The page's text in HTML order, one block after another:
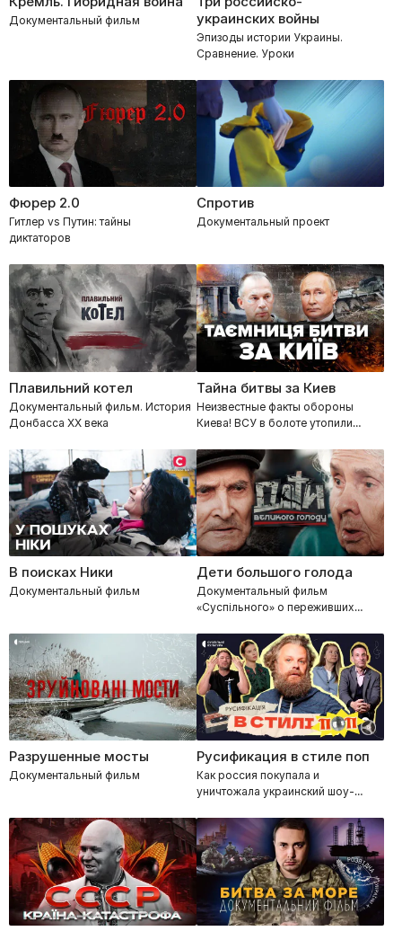
Документальный фильм
украинских войны
Эпизоды истории Украины.
Сравнение. Уроки
Фюрер 2.0
Гитлер vs Путин: тайны
диктаторов
Спротив
Документальный проект
Плавильний котел
Документальный фильм. История
Донбасса ХХ века
Тайна битвы за Киев
Неизвестные факты обороны
Киева! ВСУ в болоте утопили
Киев
В поисках Ники
Документальный фильм
Дети большого голода
Документальный фильм
«Суспільного» о переживших
Разрушенные мосты
Документальный фильм
Русификация в стиле поп
Как россия покупала и
уничтожала украинский шоу-